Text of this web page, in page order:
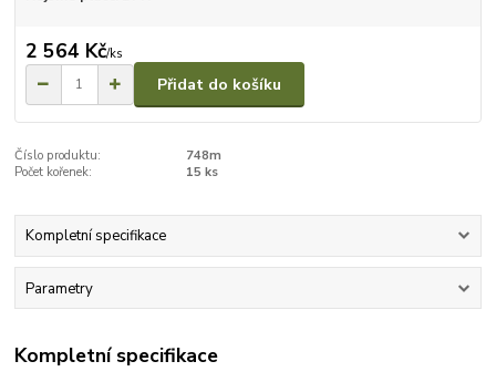
2 564 Kč/ks
Přidat do košíku
Číslo produktu:
748m
Počet kořenek:
15 ks
Kompletní specifikace
Parametry
Kompletní specifikace